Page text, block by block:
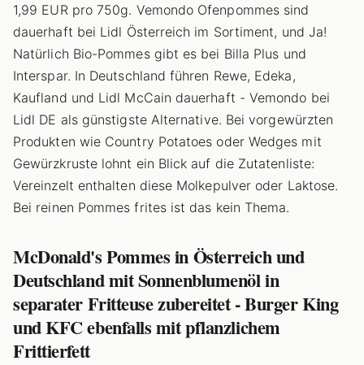
1,99 EUR pro 750g. Vemondo Ofenpommes sind
dauerhaft bei Lidl Österreich im Sortiment, und Ja!
Natürlich Bio-Pommes gibt es bei Billa Plus und
Interspar. In Deutschland führen Rewe, Edeka,
Kaufland und Lidl McCain dauerhaft - Vemondo bei
Lidl DE als günstigste Alternative. Bei vorgewürzten
Produkten wie Country Potatoes oder Wedges mit
Gewürzkruste lohnt ein Blick auf die Zutatenliste:
Vereinzelt enthalten diese Molkepulver oder Laktose.
Bei reinen Pommes frites ist das kein Thema.
McDonald's Pommes in Österreich und
Deutschland mit Sonnenblumenöl in
separater Fritteuse zubereitet - Burger King
und KFC ebenfalls mit pflanzlichem
Frittierfett